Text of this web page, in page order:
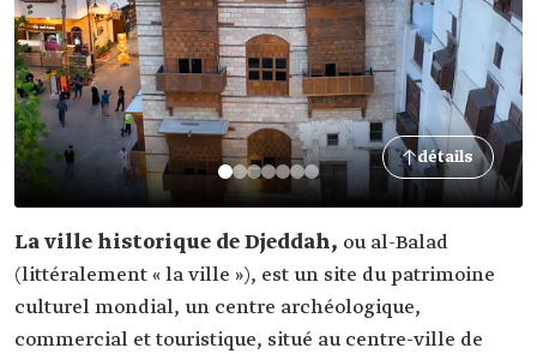
détails
La ville historique de Djeddah, ou al-Balad
(littéralement « la ville »), est un site du patrimoine
culturel mondial, un centre archéologique,
commercial et touristique, situé au centre-ville de